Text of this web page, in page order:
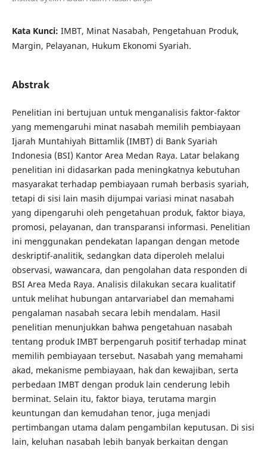
Kata Kunci: IMBT, Minat Nasabah, Pengetahuan Produk,
Margin, Pelayanan, Hukum Ekonomi Syariah.
Abstrak
Penelitian ini bertujuan untuk menganalisis faktor-faktor
yang memengaruhi minat nasabah memilih pembiayaan
Ijarah Muntahiyah Bittamlik (IMBT) di Bank Syariah
Indonesia (BSI) Kantor Area Medan Raya. Latar belakang
penelitian ini didasarkan pada meningkatnya kebutuhan
masyarakat terhadap pembiayaan rumah berbasis syariah,
tetapi di sisi lain masih dijumpai variasi minat nasabah
yang dipengaruhi oleh pengetahuan produk, faktor biaya,
promosi, pelayanan, dan transparansi informasi. Penelitian
ini menggunakan pendekatan lapangan dengan metode
deskriptif-analitik, sedangkan data diperoleh melalui
observasi, wawancara, dan pengolahan data responden di
BSI Area Meda Raya. Analisis dilakukan secara kualitatif
untuk melihat hubungan antarvariabel dan memahami
pengalaman nasabah secara lebih mendalam. Hasil
penelitian menunjukkan bahwa pengetahuan nasabah
tentang produk IMBT berpengaruh positif terhadap minat
memilih pembiayaan tersebut. Nasabah yang memahami
akad, mekanisme pembiayaan, hak dan kewajiban, serta
perbedaan IMBT dengan produk lain cenderung lebih
berminat. Selain itu, faktor biaya, terutama margin
keuntungan dan kemudahan tenor, juga menjadi
pertimbangan utama dalam pengambilan keputusan. Di sisi
lain, keluhan nasabah lebih banyak berkaitan dengan